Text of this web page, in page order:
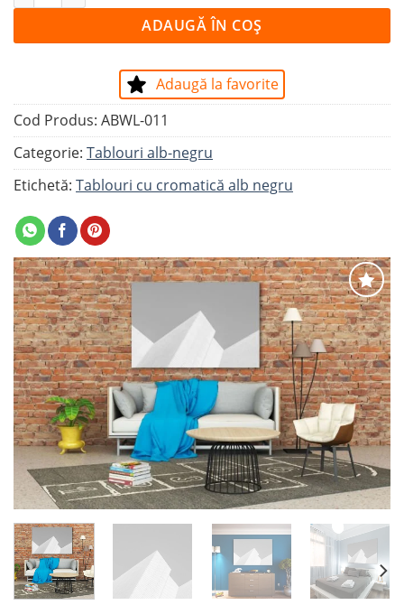
Adaugă
la
favorite
ADAUGĂ ÎN COȘ
Adaugă la favorite
Cod Produs: ABWL-011
Categorie: Tablouri alb-negru
Etichetă: Tablouri cu cromatică alb negru